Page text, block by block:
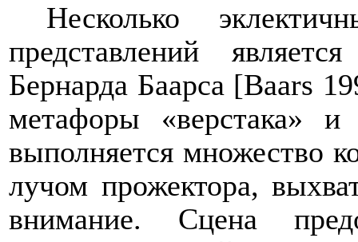
Несколько
представлений
Бернарда Баарса [Baars
метафоры «верстака»
выполняется множество
лучом прожектора,
внимание. Сцена